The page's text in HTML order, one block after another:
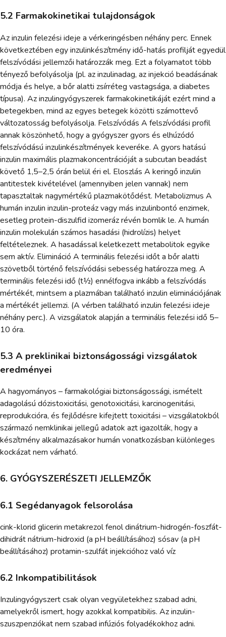
5.2 Farmakokinetikai tulajdonságok
Az inzulin felezési ideje a vérkeringésben néhány perc. Ennek
következtében egy inzulinkészítmény idő-hatás profilját egyedül
felszívódási jellemzői határozzák meg. Ezt a folyamatot több
tényező befolyásolja (pl. az inzulinadag, az injekció beadásának
módja és helye, a bőr alatti zsírréteg vastagsága, a diabetes
típusa). Az inzulingyógyszerek farmakokinetikáját ezért mind a
betegekben, mind az egyes betegek közötti számottevő
változatosság befolyásolja. Felszívódás A felszívódási profil
annak köszönhető, hogy a gyógyszer gyors és elhúzódó
felszívódású inzulinkészítmények keveréke. A gyors hatású
inzulin maximális plazmakoncentrációját a subcutan beadást
követő 1,5–2,5 órán belül éri el. Eloszlás A keringő inzulin
antitestek kivételével (amennyiben jelen vannak) nem
tapasztaltak nagymértékű plazmakötődést. Metabolizmus A
humán inzulin inzulin-proteáz vagy más inzulinbontó enzimek,
esetleg protein-diszulfid izomeráz révén bomlik le. A humán
inzulin molekulán számos hasadási (hidrolízis) helyet
feltételeznek. A hasadással keletkezett metabolitok egyike
sem aktív. Elimináció A terminális felezési időt a bőr alatti
szövetből történő felszívódási sebesség határozza meg. A
terminális felezési idő (t½) ennélfogva inkább a felszívódás
mértékét, mintsem a plazmában található inzulin eliminációjának
a mértékét jellemzi. (A vérben található inzulin felezési ideje
néhány perc.). A vizsgálatok alapján a terminális felezési idő 5–
10 óra.
5.3 A preklinikai biztonságossági vizsgálatok
eredményei
A hagyományos – farmakológiai biztonságossági, ismételt
adagolású dózistoxicitási, genotoxicitási, karcinogenitási,
reprodukcióra, és fejlődésre kifejtett toxicitási – vizsgálatokból
származó nemklinikai jellegű adatok azt igazolták, hogy a
készítmény alkalmazásakor humán vonatkozásban különleges
kockázat nem várható.
6. GYÓGYSZERÉSZETI JELLEMZŐK
6.1 Segédanyagok felsorolása
cink-klorid glicerin metakrezol fenol dinátrium-hidrogén-foszfát-
dihidrát nátrium-hidroxid (a pH beállításához) sósav (a pH
beállításához) protamin-szulfát injekcióhoz való víz
6.2 Inkompatibilitások
Inzulingyógyszert csak olyan vegyületekhez szabad adni,
amelyekről ismert, hogy azokkal kompatibilis. Az inzulin-
szuszpenziókat nem szabad infúziós folyadékokhoz adni.